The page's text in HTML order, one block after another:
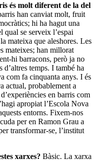
és molt diferent de la del
han canviat molt, fruit
hi ha hagut una
qual se serveix l’espai
mateixa que aleshores. Les
mateixes; han millorat
hi barracons, però ja no
temps. I també ha
com fa cinquanta anys. I és
actual, probablement a
en barris com
apropiat l’Escola Nova
entorns. Fixem-nos
per en Ramon Grau a
transformar-se, l’institut
xarxes? Bàsic. La xarxa